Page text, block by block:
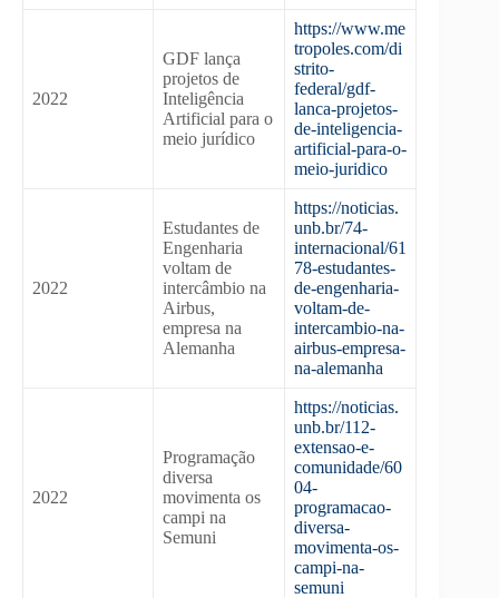
2022
GDF lança
projetos de
Inteligência
Artificial para o
meio jurídico
https://www.me
tropoles.com/di
strito-
federal/gdf-
lanca-projetos-
de-inteligencia-
artificial-para-o-
meio-juridico
2022
Estudantes de
Engenharia
voltam de
intercâmbio na
Airbus,
empresa na
Alemanha
https://noticias.
unb.br/74-
internacional/61
78-estudantes-
de-engenharia-
voltam-de-
intercambio-na-
airbus-empresa-
na-alemanha
2022
Programação
diversa
movimenta os
campi na
Semuni
https://noticias.
unb.br/112-
extensao-e-
comunidade/60
04-
programacao-
diversa-
movimenta-os-
campi-na-
semuni